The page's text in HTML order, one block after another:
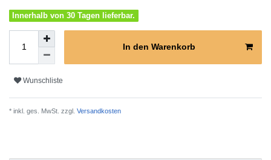
Innerhalb von 30 Tagen lieferbar.
In den Warenkorb
Wunschliste
* inkl. ges. MwSt. zzgl. Versandkosten